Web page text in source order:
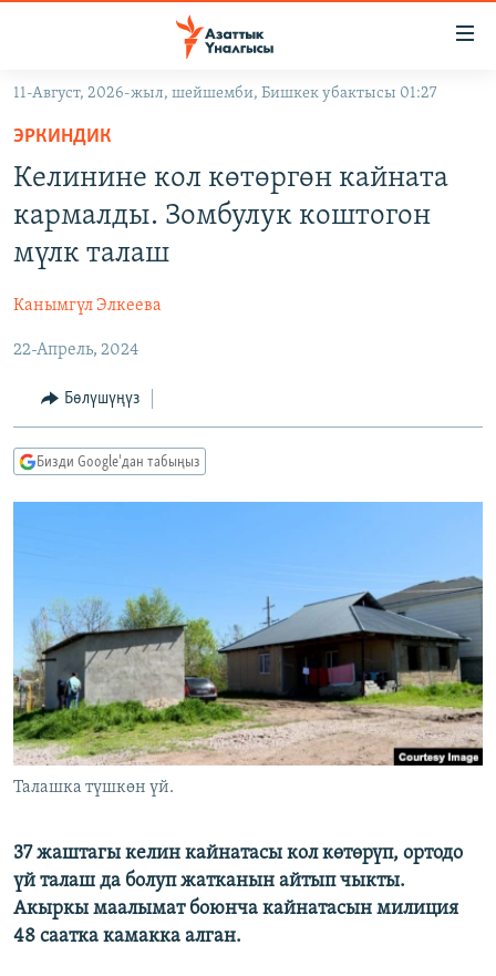
Навигацияга
өтүңүз
Издөөгө
салыңыз
МАДАНИЯТ
УКРАИНА
ТВ ПРОГРАММАЛАР
БҮГҮН АЗАТТЫКТА
ЭКСПЕРТТЕР ТАЛДАЙТ
ДАНИСТЕ
ЫҢГАЙСЫЗ СУРООЛОР
ПОДКАСТ
ӨЗГӨЧӨ ПИКИР
Русский
ЭЕ/АРнун бардык сайттары
11-Август, 2026-жыл, шейшемби, Бишкек убактысы 01:27
ЭРКИНДИК
Келинине кол көтөргөн кайната
кармалды. Зомбулук коштогон
мүлк талаш
Канымгүл Элкеева
22-Апрель, 2024
Бөлүшүңүз
Бизди Google'дан табыңыз
Талашка түшкөн үй.
37 жаштагы келин кайнатасы кол көтөрүп, ортодо
үй талаш да болуп жатканын айтып чыкты.
Акыркы маалымат боюнча кайнатасын милиция
48 саатка камакка алган.